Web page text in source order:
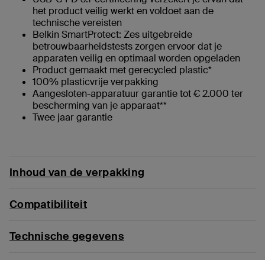
het product veilig werkt en voldoet aan de
technische vereisten
Belkin SmartProtect: Zes uitgebreide
betrouwbaarheidstests zorgen ervoor dat je
apparaten veilig en optimaal worden opgeladen
Product gemaakt met gerecycled plastic*
100% plasticvrije verpakking
Aangesloten-apparatuur garantie tot € 2.000 ter
bescherming van je apparaat**
Twee jaar garantie
Inhoud van de verpakking
Compatibiliteit
Technische gegevens